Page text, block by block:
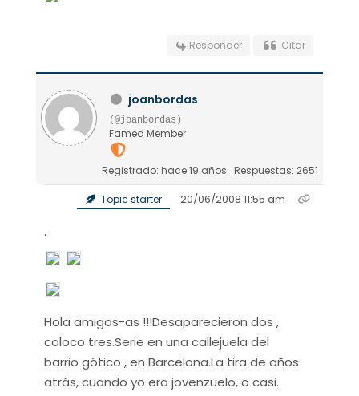
Responder Citar
joanbordas
(@joanbordas)
Famed Member
Registrado: hace 19 años Respuestas: 2651
Topic starter 20/06/2008 11:55 am
.
Hola amigos-as !!!Desaparecieron dos ,
coloco tres.Serie en una callejuela del
barrio gótico , en Barcelona.La tira de años
atrás, cuando yo era jovenzuelo, o casi.